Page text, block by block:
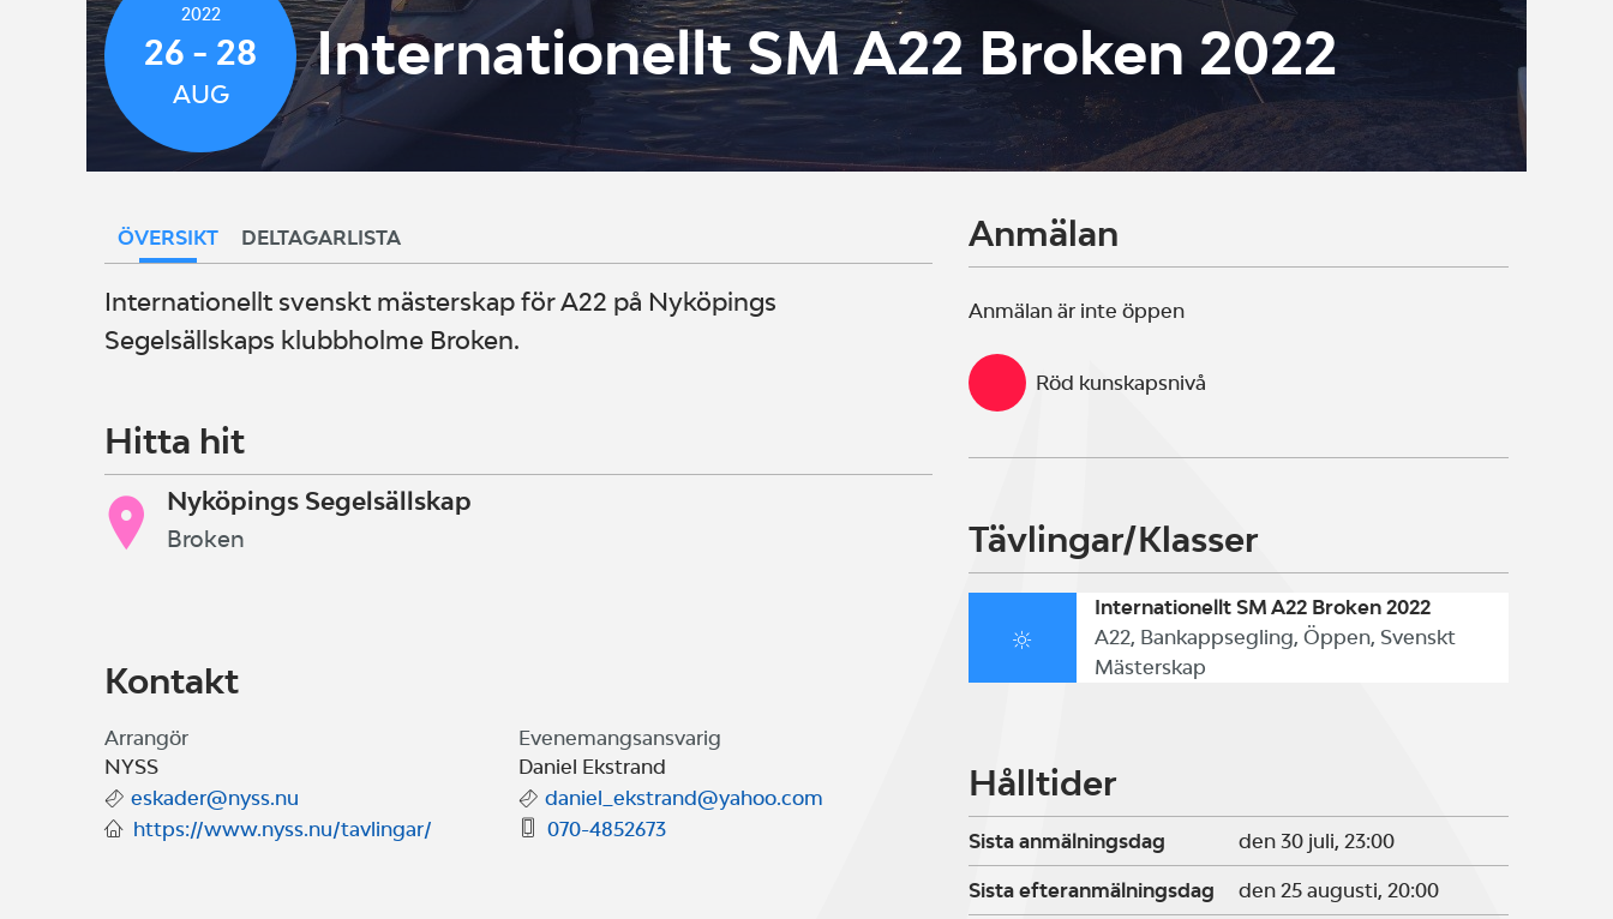
2022
26 - 28
AUG
Internationellt SM A22 Broken 2022
ÖVERSIKT DELTAGARLISTA
Internationellt svenskt mästerskap för A22 på Nyköpings
Segelsällskaps klubbholme Broken.
Hitta hit
Nyköpings Segelsällskap
Broken
Kontakt
Arrangör
NYSS
eskader@nyss.nu
https://www.nyss.nu/tavlingar/
Evenemangsansvarig
Daniel Ekstrand
daniel_ekstrand@yahoo.com
070-4852673
Anmälan
Anmälan är inte öppen
Röd kunskapsnivå
Tävlingar/Klasser
Internationellt SM A22 Broken 2022
A22, Bankappsegling, Öppen, Svenskt
Mästerskap
Hålltider
Sista anmälningsdag den 30 juli, 23:00
Sista efteranmälningsdag den 25 augusti, 20:00